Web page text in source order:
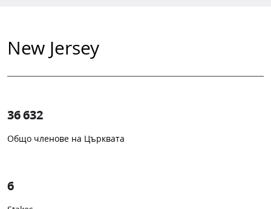
New Jersey
36 632
Общо членове на Църквата
1 -in-
6